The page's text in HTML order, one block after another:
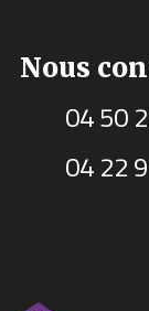
Nous
04 50
04 22